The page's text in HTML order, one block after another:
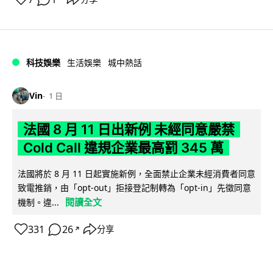
科技娛樂 生活娛樂 城中熱話
Vin 1 日
法國 8 月 11 日出新例 未經同意嚴禁
Cold Call 違規企業最高罰 345 萬
法國將於 8 月 11 日起實施新例，全面禁止企業未經消費者同意
致電推銷，由「opt-out」拒接登記制轉為「opt-in」先徵同意
機制。違...
閱讀全文
331 26 ↗ 分享